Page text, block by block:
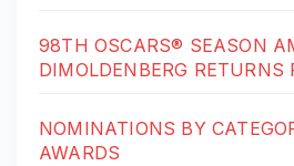
98TH OSCARS® SEASON
DIMOLDENBERG RETURNS
NOMINATIONS BY
AWARDS